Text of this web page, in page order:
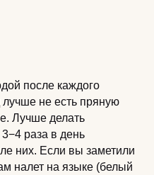
после каждого
не есть пряную
Лучше делать
раза в день
них. Если вы заметили
налет на языке (белый